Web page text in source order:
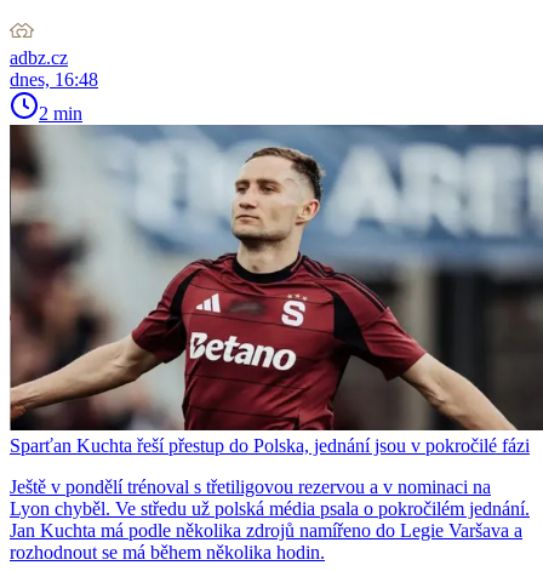
adbz.cz
dnes, 16:48
2 min
Sparťan Kuchta řeší přestup do Polska, jednání jsou v pokročilé fázi
Ještě v pondělí trénoval s třetiligovou rezervou a v nominaci na
Lyon chyběl. Ve středu už polská média psala o pokročilém jednání.
Jan Kuchta má podle několika zdrojů namířeno do Legie Varšava a
rozhodnout se má během několika hodin.